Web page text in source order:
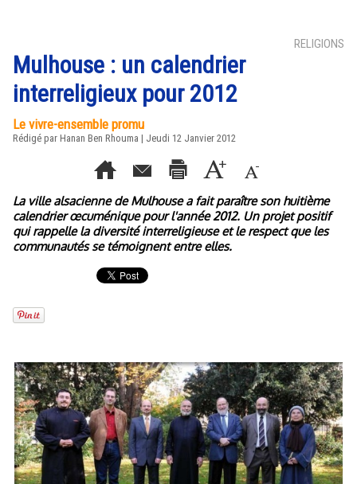
RELIGIONS
Mulhouse : un calendrier
interreligieux pour 2012
Le vivre-ensemble promu
Rédigé par Hanan Ben Rhouma | Jeudi 12 Janvier 2012
La ville alsacienne de Mulhouse a fait paraître son huitième
calendrier œcuménique pour l'année 2012. Un projet positif
qui rappelle la diversité interreligieuse et le respect que les
communautés se témoignent entre elles.